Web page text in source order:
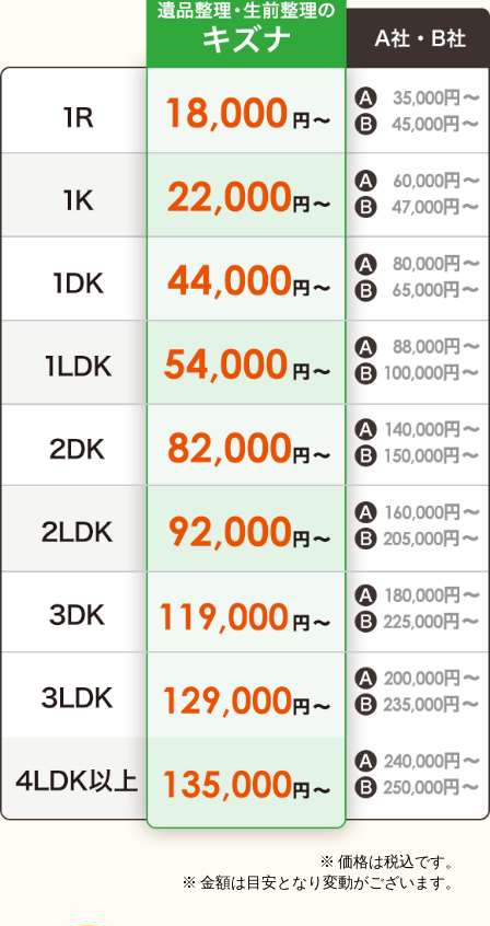
※ 価格は税込です。
※ 金額は目安となり変動がございます。